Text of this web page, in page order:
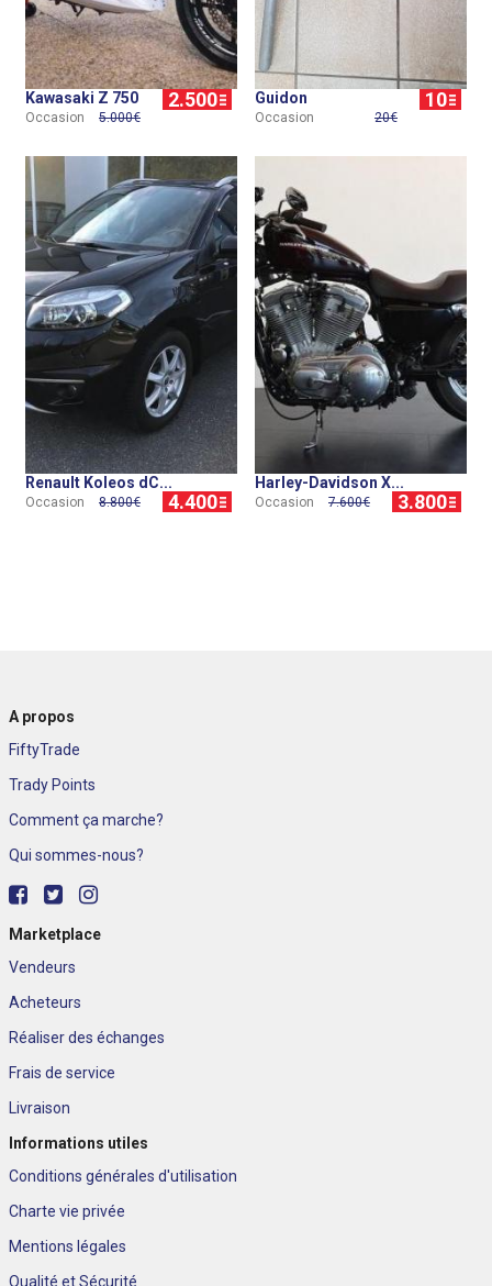
Kawasaki Z 750 2.500
Occasion 5.000€
Guidon 10
Occasion 20€
Renault Koleos dC...
4.400
Occasion 8.800€
Harley-Davidson X...
3.800
Occasion 7.600€
A propos
FiftyTrade
Trady Points
Comment ça marche?
Qui sommes-nous?
Marketplace
Vendeurs
Acheteurs
Réaliser des échanges
Frais de service
Livraison
Informations utiles
Conditions générales d'utilisation
Charte vie privée
Mentions légales
Qualité et Sécurité